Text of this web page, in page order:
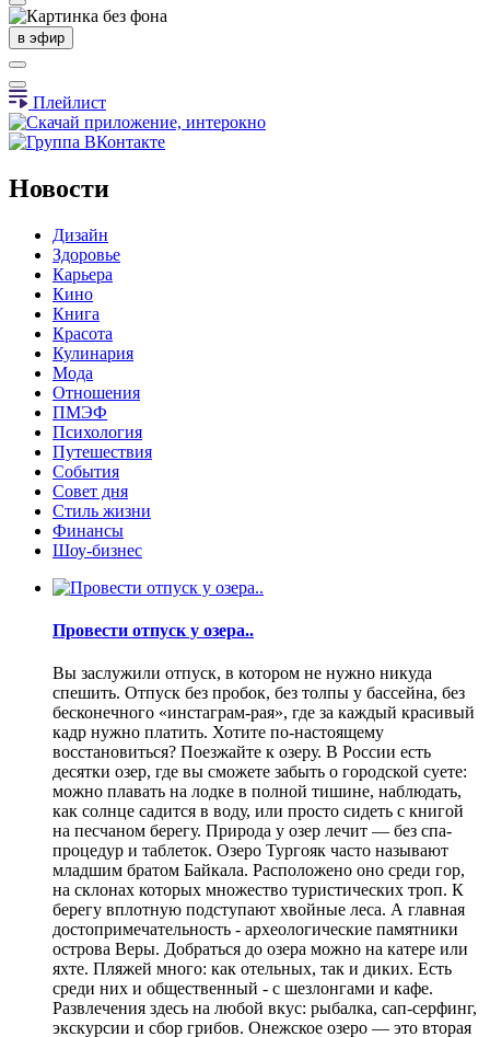
в эфир
Плейлист
Новости
Дизайн
Здоровье
Карьера
Кино
Книга
Красота
Кулинария
Мода
Отношения
ПМЭФ
Психология
Путешествия
События
Совет дня
Стиль жизни
Финансы
Шоу-бизнес
Провести отпуск у озера..
Вы заслужили отпуск, в котором не нужно никуда
спешить. Отпуск без пробок, без толпы у бассейна, без
бесконечного «инстаграм-рая», где за каждый красивый
кадр нужно платить. Хотите по-настоящему
восстановиться? Поезжайте к озеру. В России есть
десятки озер, где вы сможете забыть о городской суете:
можно плавать на лодке в полной тишине, наблюдать,
как солнце садится в воду, или просто сидеть с книгой
на песчаном берегу. Природа у озер лечит — без спа-
процедур и таблеток. Озеро Тургояк часто называют
младшим братом Байкала. Расположено оно среди гор,
на склонах которых множество туристических троп. К
берегу вплотную подступают хвойные леса. А главная
достопримечательность - археологические памятники
острова Веры. Добраться до озера можно на катере или
яхте. Пляжей много: как отельных, так и диких. Есть
среди них и общественный - с шезлонгами и кафе.
Развлечения здесь на любой вкус: рыбалка, сап-серфинг,
экскурсии и сбор грибов. Онежское озеро — это вторая